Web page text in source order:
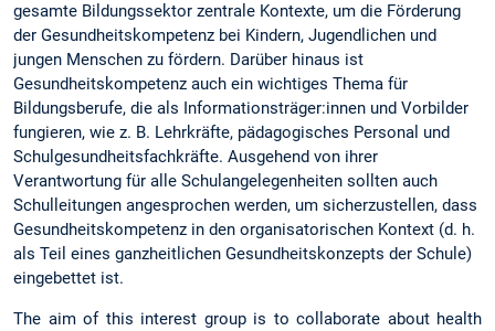
gesamte Bildungssektor zentrale Kontexte, um die Förderung
der Gesundheitskompetenz bei Kindern, Jugendlichen und
jungen Menschen zu fördern. Darüber hinaus ist
Gesundheitskompetenz auch ein wichtiges Thema für
Bildungsberufe, die als Informationsträger:innen und Vorbilder
fungieren, wie z. B. Lehrkräfte, pädagogisches Personal und
Schulgesundheitsfachkräfte. Ausgehend von ihrer
Verantwortung für alle Schulangelegenheiten sollten auch
Schulleitungen angesprochen werden, um sicherzustellen, dass
Gesundheitskompetenz in den organisatorischen Kontext (d. h.
als Teil eines ganzheitlichen Gesundheitskonzepts der Schule)
eingebettet ist.
The aim of this interest group is to collaborate about health